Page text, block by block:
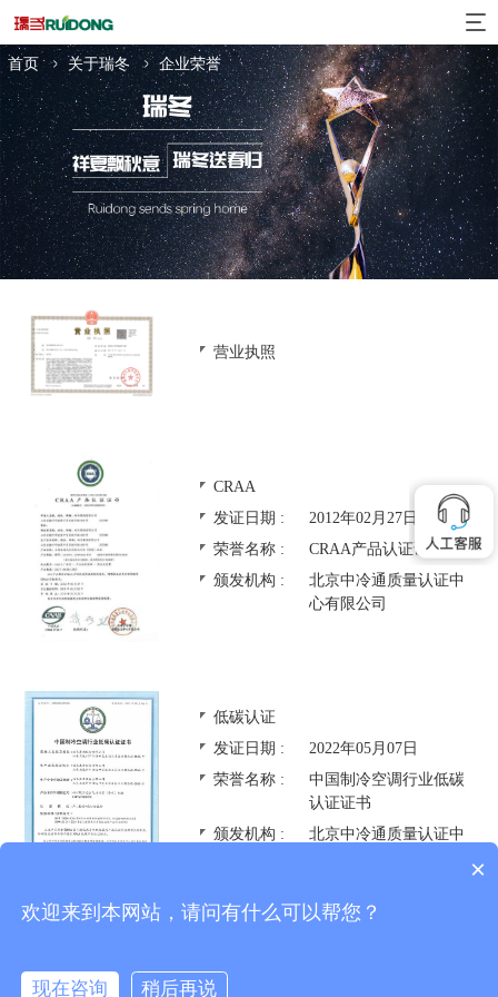
经
首页 关于瑞冬 企业荣誉
营业执照
CRAA
发证日期 :
2012年02月27日
荣誉名称 :
CRAA产品认证证书
颁发机构 :
北京中冷通质量认证中
心有限公司
低碳认证
发证日期 :
2022年05月07日
荣誉名称 :
中国制冷空调行业低碳
认证证书
颁发机构 :
北京中冷通质量认证中
节能产品认证
联系我们
×
欢迎来到本网站，请问有什么可以帮您？
现在咨询 稍后再说